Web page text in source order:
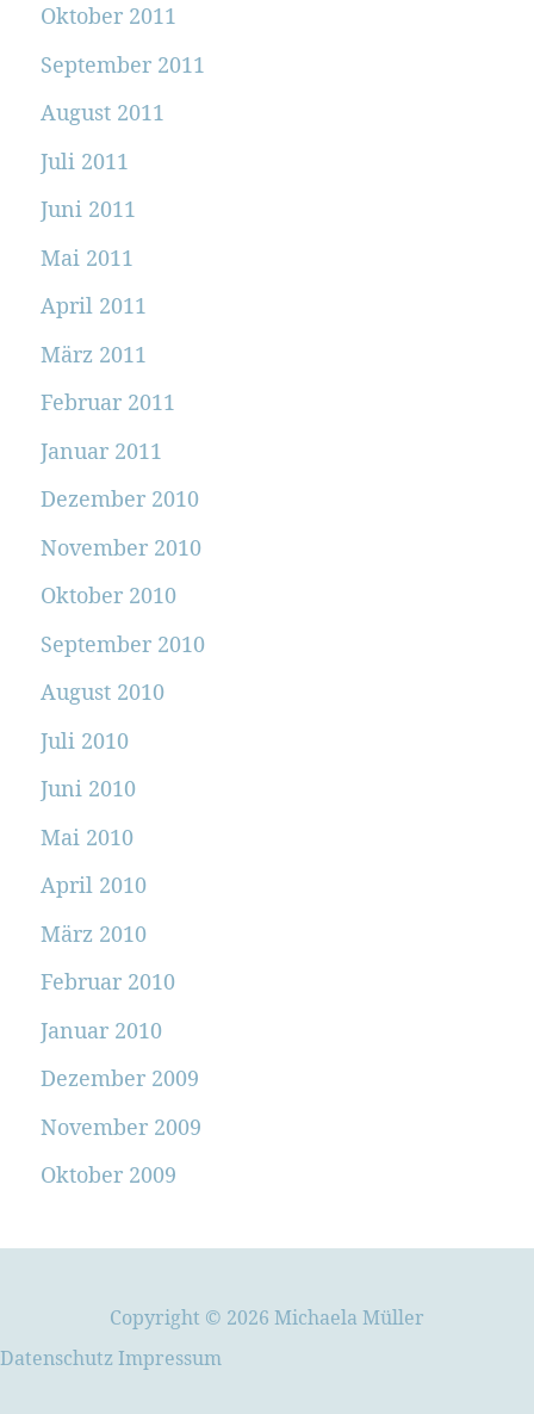
Oktober 2011
September 2011
August 2011
Juli 2011
Juni 2011
Mai 2011
April 2011
März 2011
Februar 2011
Januar 2011
Dezember 2010
November 2010
Oktober 2010
September 2010
August 2010
Juli 2010
Juni 2010
Mai 2010
April 2010
März 2010
Februar 2010
Januar 2010
Dezember 2009
November 2009
Oktober 2009
Copyright © 2026 Michaela Müller
Datenschutz Impressum